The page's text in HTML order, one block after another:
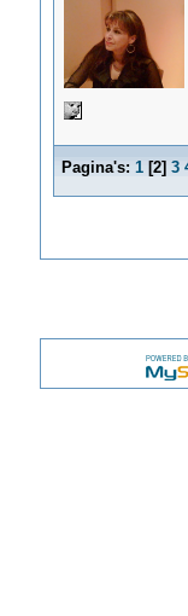
Pagina's: 1[2] 3